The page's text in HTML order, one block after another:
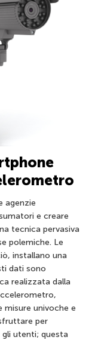
agenzie
e creare
tecnica pervasiva
polemiche. Le
installano una
dati sono
realizzata dalla
misure univoche e
per
utenti; questa